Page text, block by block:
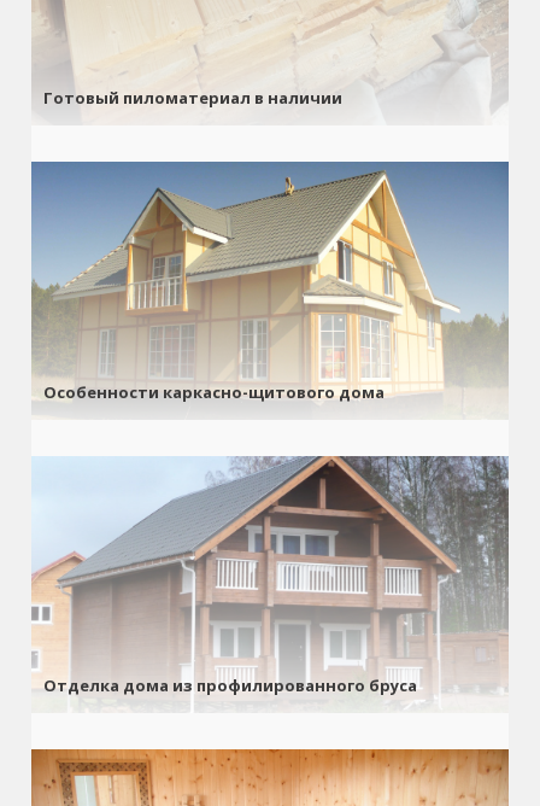
Готовый пиломатериал в наличии
Особенности каркасно-щитового дома
Отделка дома из профилированного бруса